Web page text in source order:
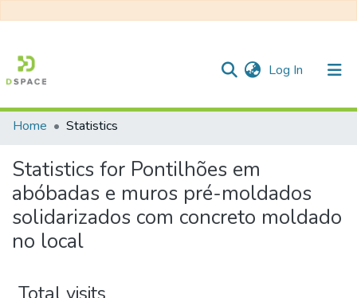
Log In (current)
All of DSpace
Home Statistics
Statistics for Pontilhões em
abóbadas e muros pré-moldados
solidarizados com concreto moldado
no local